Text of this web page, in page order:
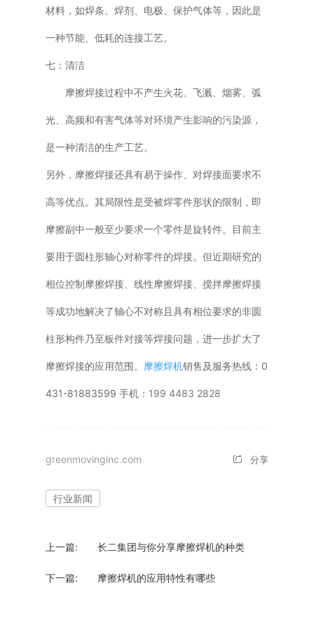
材料，如焊条、焊剂、电极、保护气体等，因此是
一种节能、低耗的连接工艺。
七：清洁
摩擦焊接过程中不产生火花、飞溅、烟雾、弧
光、高频和有害气体等对环境产生影响的污染源，
是一种清洁的生产工艺。
另外，摩擦焊接还具有易于操作、对焊接面要求不
高等优点。其局限性是受被焊零件形状的限制，即
摩擦副中一般至少要求一个零件是旋转件。目前主
要用于圆柱形轴心对称零件的焊接。但近期研究的
相位控制摩擦焊接、线性摩擦焊接、搅拌摩擦焊接
等成功地解决了轴心不对称且具有相位要求的非圆
柱形构件乃至板件对接等焊接问题，进一步扩大了
摩擦焊接的应用范围。 摩擦焊机销售及服务热线：0
431-81883599 手机： 199 4483 2828
greenmovinginc.com 分享
行业新闻
上一篇: 长二集团与你分享摩擦焊机的种类
下一篇: 摩擦焊机的应用特性有哪些